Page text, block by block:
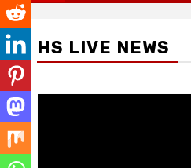
HS LIVE NEWS